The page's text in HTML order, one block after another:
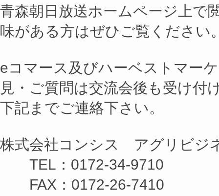
青森朝日放送ホームページ上で
味がある方はぜひご覧ください
eコマース及びハーベストマー
見・ご質問は交流会後も受け付
下記までご連絡下さい。
株式会社コンシス アグリビジ
TEL：0172-34-9710
FAX：0172-26-7410